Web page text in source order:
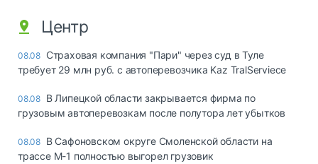
Центр
08.08 Страховая компания "Пари" через суд в Туле
требует 29 млн руб. с автоперевозчика Kaz TralServiece
08.08 В Липецкой области закрывается фирма по
грузовым автоперевозкам после полутора лет убытков
08.08 В Сафоновском округе Смоленской области на
трассе М-1 полностью выгорел грузовик